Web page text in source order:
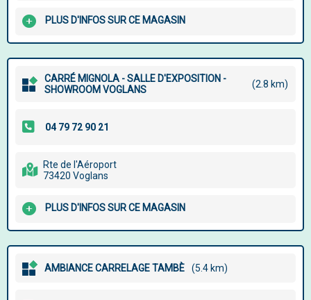
PLUS D'INFOS SUR CE MAGASIN
CARRÉ MIGNOLA - SALLE D'EXPOSITION -
SHOWROOM VOGLANS
(2.8 km)
Rte de l'Aéroport
73420 Voglans
PLUS D'INFOS SUR CE MAGASIN
AMBIANCE CARRELAGE TAMBÈ (5.4 km)